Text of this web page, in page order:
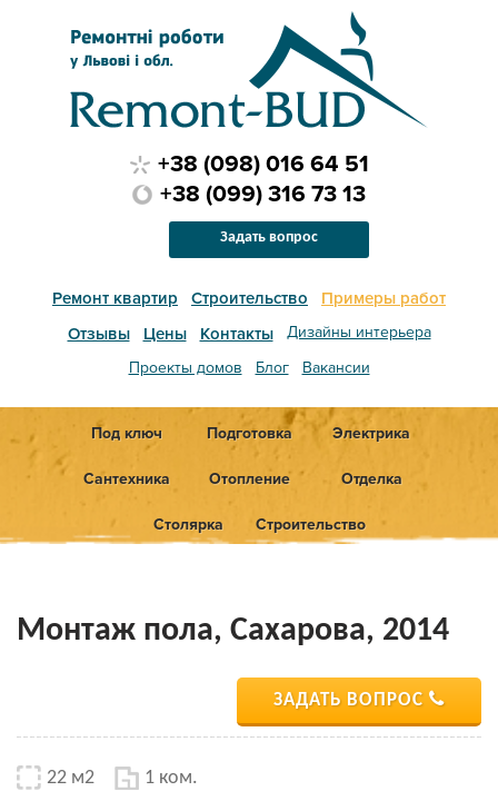
Ремонт квартир Строительство
Примеры работ
Отзывы
Цены Контакты
Дизайны интерьера
Проекты домов
Блог Вакансии
+38 (098) 016 64 51
+38 (099) 316 73 13
Задать вопрос
Под ключ Подготовка Электрика
Сантехника Отопление Отделка
Столярка Строительство
Монтаж пола, Сахарова, 2014
ЗАДАТЬ ВОПРОС
22 м2 1 ком.